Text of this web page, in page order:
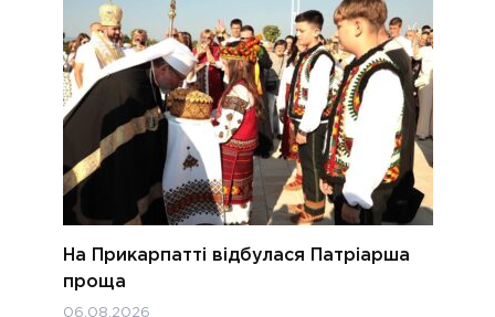
На Прикарпатті відбулася Патріарша
проща
06.08.2026